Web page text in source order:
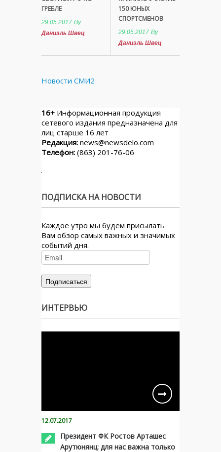
ГРЕБЛЕ
29.05.2017 By
Даниэль Швец
150 ЮНЫХ
СПОРТСМЕНОВ
29.05.2017 By
Даниэль Швец
Новости СМИ2
16+ Информационная продукция
сетевого издания предназначена для
лиц старше 16 лет
Редакция: news@newsdelo.com
Телефон: (863) 201-76-06
ПОДПИСКА НА НОВОСТИ
Каждое утро мы будем присылать
Вам обзор самых важных и значимых
событий дня.
ИНТЕРВЬЮ
12.07.2017
Президент ФК Ростов Арташес
Арутюнянц: для нас важна только